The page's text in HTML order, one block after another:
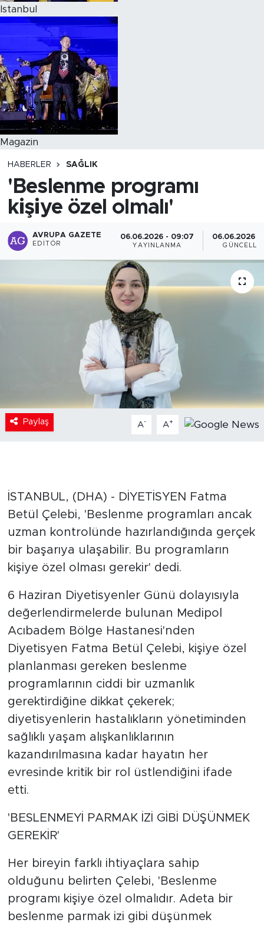
Istanbul
Magazin
HABERLER SAĞLIK
'Beslenme programı
kişiye özel olmalı'
AVRUPA GAZETE
EDITÖR
06.06.2026 - 09:07
YAYINLANMA
06.06.2026 -
Paylaş A- A+
İSTANBUL, (DHA) - DİYETİSYEN Fatma
Betül Çelebi, 'Beslenme programları ancak
uzman kontrolünde hazırlandığında gerçek
bir başarıya ulaşabilir. Bu programların
kişiye özel olması gerekir' dedi.
6 Haziran Diyetisyenler Günü dolayısıyla
değerlendirmelerde bulunan Medipol
Acıbadem Bölge Hastanesi'nden
Diyetisyen Fatma Betül Çelebi, kişiye özel
planlanması gereken beslenme
programlarının ciddi bir uzmanlık
gerektirdiğine dikkat çekerek;
diyetisyenlerin hastalıkların yönetiminden
sağlıklı yaşam alışkanlıklarının
kazandırılmasına kadar hayatın her
evresinde kritik bir rol üstlendiğini ifade
etti.
'BESLENMEYİ PARMAK İZİ GİBİ DÜŞÜNMEK
GEREKİR'
Her bireyin farklı ihtiyaçlara sahip
olduğunu belirten Çelebi, 'Beslenme
programı kişiye özel olmalıdır. Adeta bir
beslenme parmak izi gibi düşünmek